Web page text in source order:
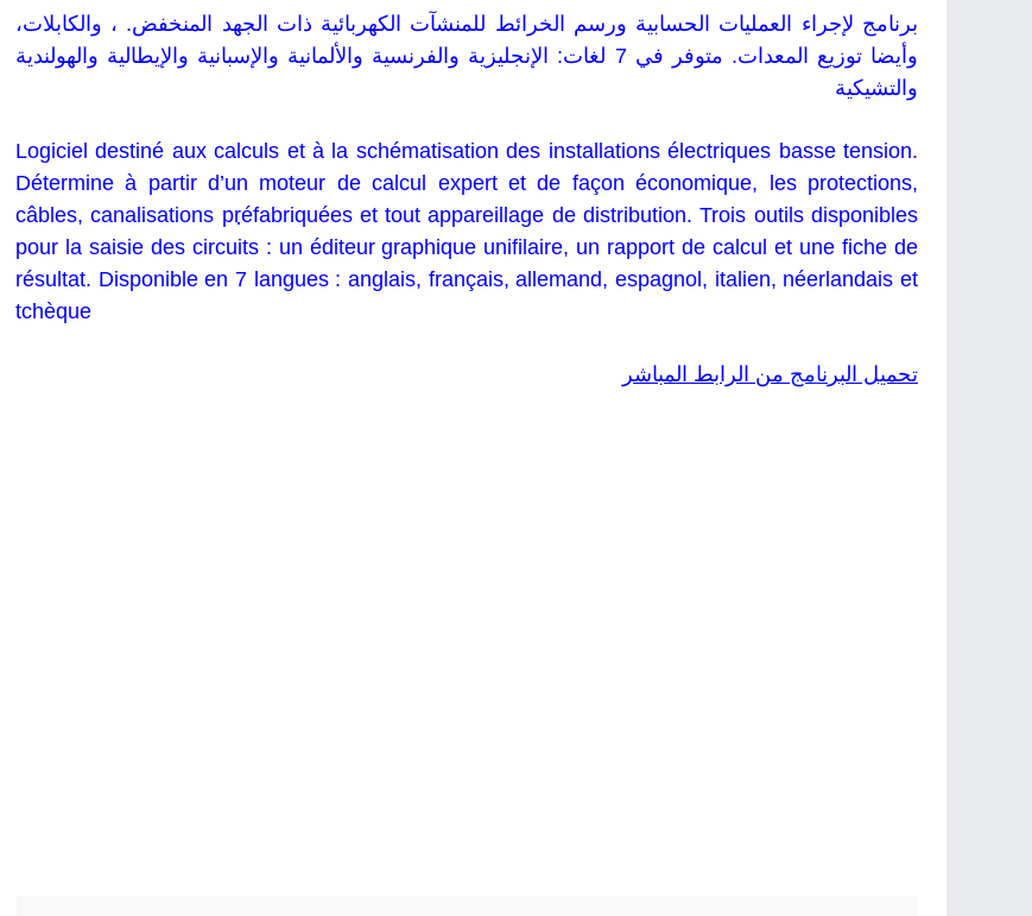
برنامج لإجراء العمليات الحسابية ورسم الخرائط للمنشآت الكهربائية ذات الجهد المنخفض. ، والكابلات،
وأيضا توزيع المعدات. متوفر في 7 لغات: الإنجليزية والفرنسية والألمانية والإسبانية والإيطالية والهولندية
والتشيكية
Logiciel destiné aux calculs et à la schématisation des installations électriques basse tension.
Détermine à partir d’un moteur de calcul expert et de façon économique, les protections,
câbles, canalisations préfabriquées et tout appareillage de distribution. Trois outils disponibles
pour la saisie des circuits : un éditeur graphique unifilaire, un rapport de calcul et une fiche de
résultat. Disponible en 7 langues : anglais, français, allemand, espagnol, italien, néerlandais et
tchèque
تحميل البر نامج من الرابط المباشر